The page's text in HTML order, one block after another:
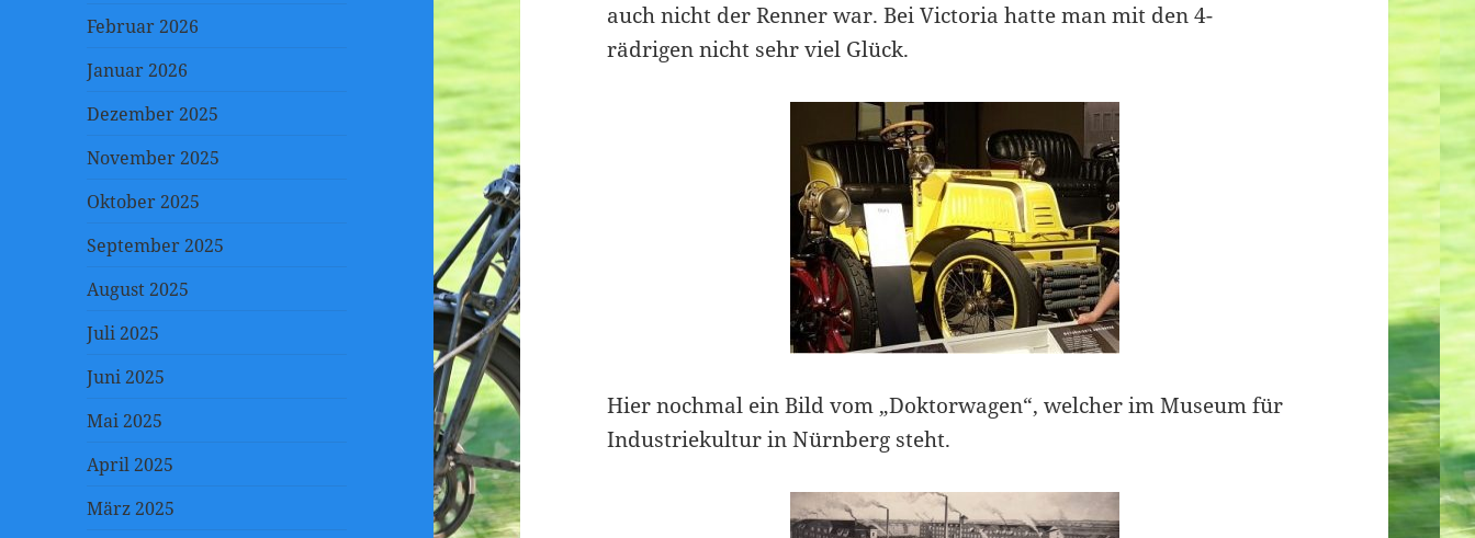
Februar 2026
Januar 2026
Dezember 2025
November 2025
Oktober 2025
September 2025
August 2025
Juli 2025
Juni 2025
Mai 2025
April 2025
März 2025
auch nicht der Renner war. Bei Victoria hatte man mit den 4-
rädrigen nicht sehr viel Glück.
Hier nochmal ein Bild vom „Doktorwagen“, welcher im Museum für
Industriekultur in Nürnberg steht.